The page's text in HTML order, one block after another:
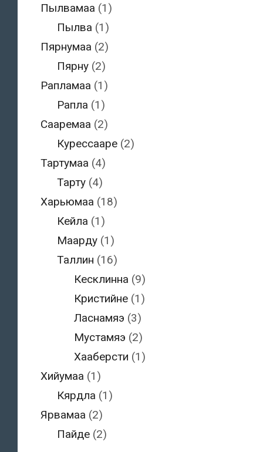
Пылвамаа (1)
Пылва (1)
Пярнумаа (2)
Пярну (2)
Рапламаа (1)
Рапла (1)
Сааремаа (2)
Курессааре (2)
Тартумаа (4)
Тарту (4)
Харьюмаа (18)
Кейла (1)
Маарду (1)
Таллин (16)
Кесклинна (9)
Кристийне(1)
Ласнамяэ (3)
Мустамяэ (2)
Хааберсти (1)
Хийумаа (1)
Кярдла (1)
Ярвамаа (2)
Пайде (2)